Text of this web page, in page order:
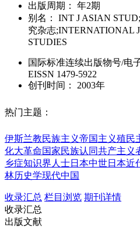
出版周期：
年2期
别名：
INT J ASIAN
究杂志;INTERNATIONAL
STUDIES
国际标准连续出版物号/电
EISSN 1479-5922
创刊时间：
2003年
热门主题：
伊斯兰教民族主义帝国主义殖民
化大革命国家民族认同共产主义
乡症知识界人士日本中世日本近
林历史学现代中国
收录汇总 栏目浏览 期刊详情
收录汇总
出版文献